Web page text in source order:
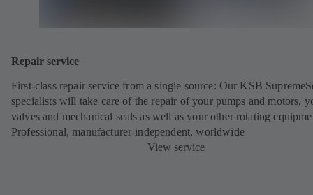
Repair service
First-class repair service from a single source: Our KSB
specialists will take care of the repair of your pumps and motors,
valves and mechanical seals as well as your other rotating
Professional, manufacturer-independent, worldwide
View service